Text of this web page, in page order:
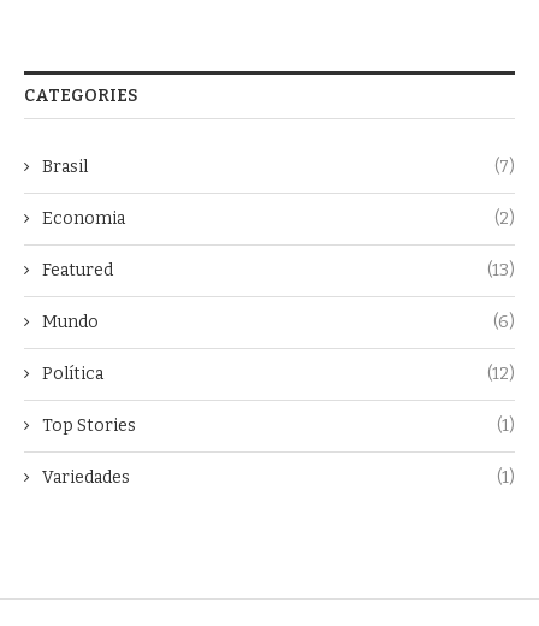
CATEGORIES
Brasil (7)
Economia (2)
Featured (13)
Mundo (6)
Política (12)
Top Stories (1)
Variedades (1)